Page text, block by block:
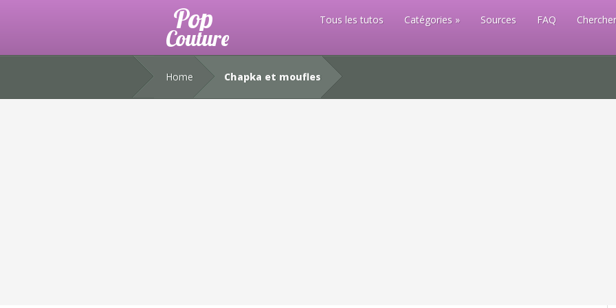
Tous les tutos Catégories Sources FAQ
Home Chapka et moufles